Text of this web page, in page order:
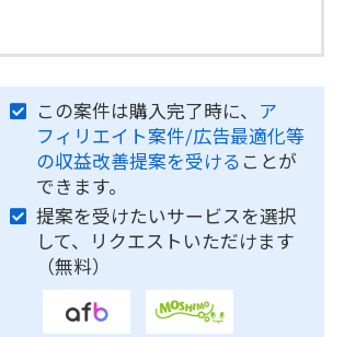
この案件は購入完了時に、 ア
フィリエイト案件/広告最適化等
の収益改善提案を受ける ことが
できます。
提案を受けたいサービスを選択
して、リクエストいただけます
（無料）